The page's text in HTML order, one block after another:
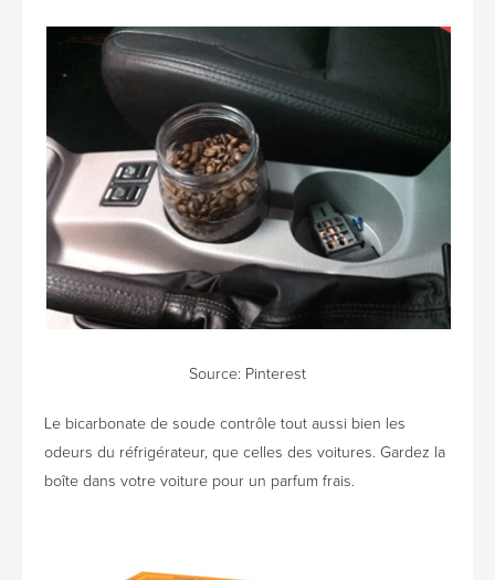
Source: Pinterest
Le bicarbonate de soude contrôle tout aussi bien les
odeurs du réfrigérateur, que celles des voitures. Gardez la
boîte dans votre voiture pour un parfum frais.